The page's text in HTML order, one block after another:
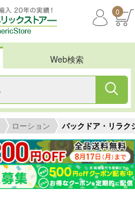
0
Web検索
ローション バックドア・リラク